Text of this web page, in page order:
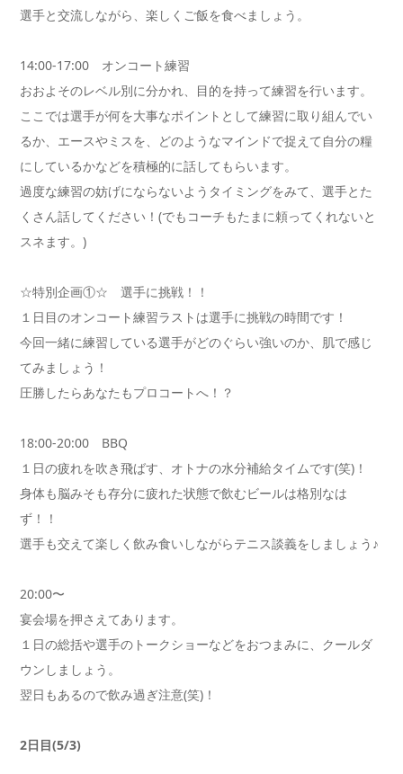
選手と交流しながら、楽しくご飯を食べましょう。
14:00-17:00 オンコート練習
おおよそのレベル別に分かれ、目的を持って練習を行います。
ここでは選手が何を大事なポイントとして練習に取り組んでい
るか、エースやミスを、どのようなマインドで捉えて自分の糧
にしているかなどを積極的に話してもらいます。
過度な練習の妨げにならないようタイミングをみて、選手とた
くさん話してください！(でもコーチもたまに頼ってくれないと
スネます。)
☆特別企画①☆ 選手に挑戦！！
１日目のオンコート練習ラストは選手に挑戦の時間です！
今回一緒に練習している選手がどのぐらい強いのか、肌で感じ
てみましょう！
圧勝したらあなたもプロコートへ！？
18:00-20:00 BBQ
１日の疲れを吹き飛ばす、オトナの水分補給タイムです(笑)！
身体も脳みそも存分に疲れた状態で飲むビールは格別なは
ず！！
選手も交えて楽しく飲み食いしながらテニス談義をしましょう♪
20:00〜
宴会場を押さえてあります。
１日の総括や選手のトークショーなどをおつまみに、クールダ
ウンしましょう。
翌日もあるので飲み過ぎ注意(笑)！
2日目(5/3)